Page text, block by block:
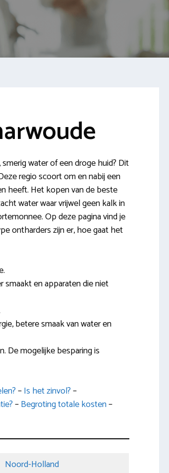
water of een droge huid? Dit
regio scoort om en nabij een
heeft. Het kopen van de beste
water waar vrijwel geen kalk in
Op deze pagina vind je
ontharders zijn er, hoe gaat het
en apparaten die niet
betere smaak van water en
De mogelijke besparing is
–Is het zinvol?–
–Begroting totale kosten–
Noord-Holland